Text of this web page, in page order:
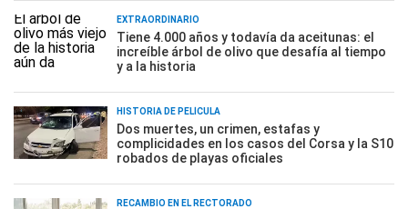
EXTRAORDINARIO
Tiene 4.000 años y todavía da aceitunas: el
increíble árbol de olivo que desafía al tiempo
y a la historia
HISTORIA DE PELÍCULA
Dos muertes, un crimen, estafas y
complicidades en los casos del Corsa y la S10
robados de playas oficiales
RECAMBIO EN EL RECTORADO